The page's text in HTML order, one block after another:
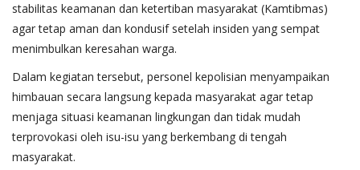
stabilitas keamanan dan ketertiban masyarakat (Kamtibmas)
agar tetap aman dan kondusif setelah insiden yang sempat
menimbulkan keresahan warga.
Dalam kegiatan tersebut, personel kepolisian menyampaikan
himbauan secara langsung kepada masyarakat agar tetap
menjaga situasi keamanan lingkungan dan tidak mudah
terprovokasi oleh isu-isu yang berkembang di tengah
masyarakat.